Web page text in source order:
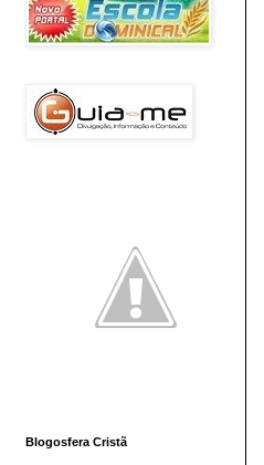
Blogosfera Cristã